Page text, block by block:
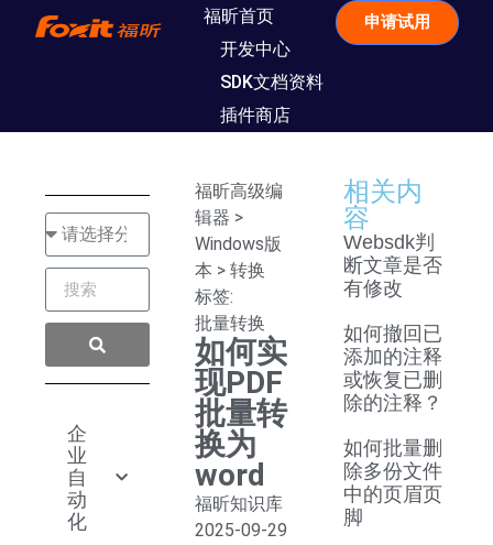
福昕首页
开发中心
SDK文档资料
插件商店
申请试用
企
业
自
动
化
福昕高级编
辑器 >
Windows版
本 > 转换
标签:
批量转换
如何实
现PDF
批量转
换为
word
福昕知识库
2025-09-29
相关内
容
Websdk判
断文章是否
有修改
如何撤回已
添加的注释
或恢复已删
除的注释？
如何批量删
除多份文件
中的页眉页
脚